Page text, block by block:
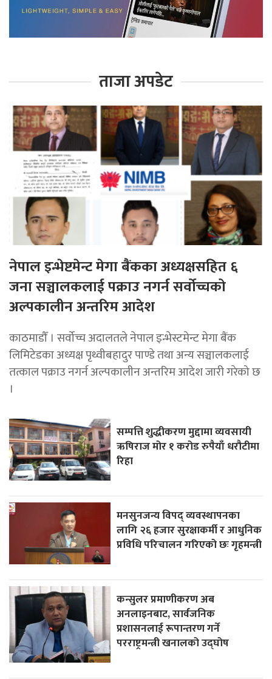
ताजा अपडेट
नेपाल इन्भेष्टमेन्ट मेगा बैंकका अध्यक्षसहित ६
जना सञ्चालकलाई पक्राउ नगर्न सर्वोच्चको
अल्पकालीन अन्तरिम आदेश
काठमाडौँ । सर्वोच्च अदालतले नेपाल इन्भेस्टमेन्ट मेगा बैंक
लिमिटेडका अध्यक्ष पृथ्वीबहादुर पाण्डे तथा अन्य सञ्चालकलाई
तत्काल पक्राउ नगर्न अल्पकालीन अन्तरिम आदेश जारी गरेको छ
।
सम्पत्ति शुद्धीकरण मुद्दामा व्यवसायी
ऋषिराज मोर १ करोड रुपैयाँ धरौटीमा
रिहा
मनसुनजन्य विपद् व्यवस्थापनका
लागि २६ हजार सुरक्षाकर्मी र आधुनिक
प्रविधि परिचालन गरिएको छः गृहमन्त्री
कन्सुलर प्रमाणीकरण अब
अनलाइनबाट, सार्वजनिक
प्रशासनलाई रूपान्तरण गर्ने
परराष्ट्रमन्त्री खनालको उद्घोष